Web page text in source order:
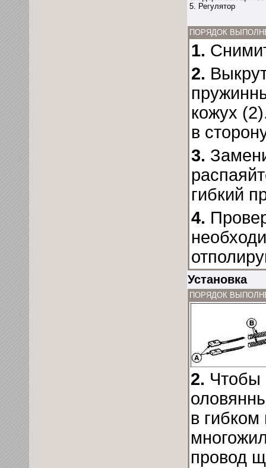
5. Регулятор
ПОРЯДОК
1.
2.
кожух
в
3.
гибкий
4.
Установка
ПОРЯДОК
2. Чтобы
в
провод